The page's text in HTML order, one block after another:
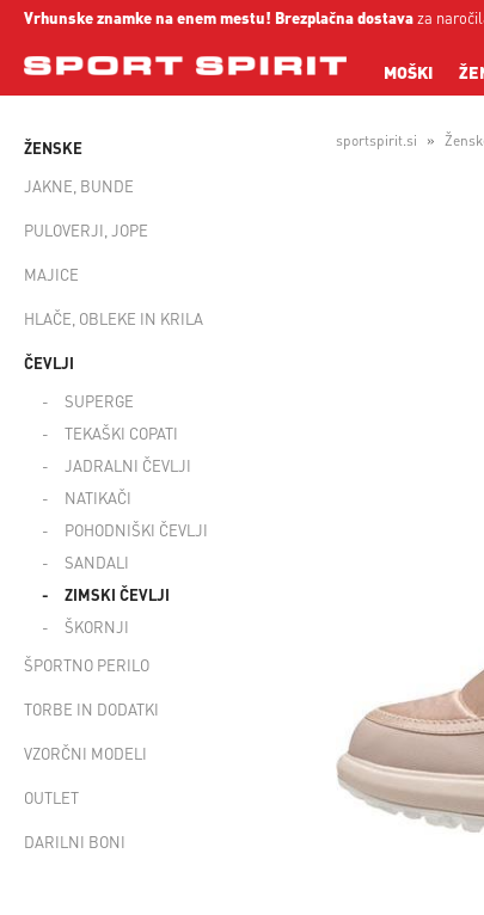
Vrhunske znamke na enem mestu! Brezplačna dostavaza
MOŠKI
ŽENSKE
JAKNE, BUNDE
PULOVERJI, JOPE
MAJICE
HLAČE, OBLEKE IN KRILA
ČEVLJI
SUPERGE
TEKAŠKI COPATI
JADRALNI ČEVLJI
NATIKAČI
POHODNIŠKI ČEVLJI
SANDALI
ZIMSKI ČEVLJI
ŠKORNJI
ŠPORTNO PERILO
TORBE IN DODATKI
VZORČNI MODELI
OUTLET
DARILNI BONI
sportspirit.si